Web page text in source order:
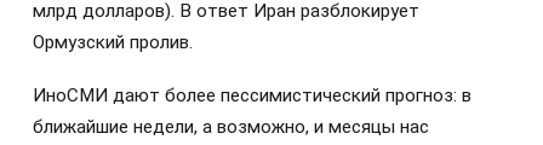
млрд долларов). В ответ Иран разблокирует
Ормузский пролив.
ИноСМИ дают более пессимистический прогноз: в
ближайшие недели, а возможно, и месяцы нас